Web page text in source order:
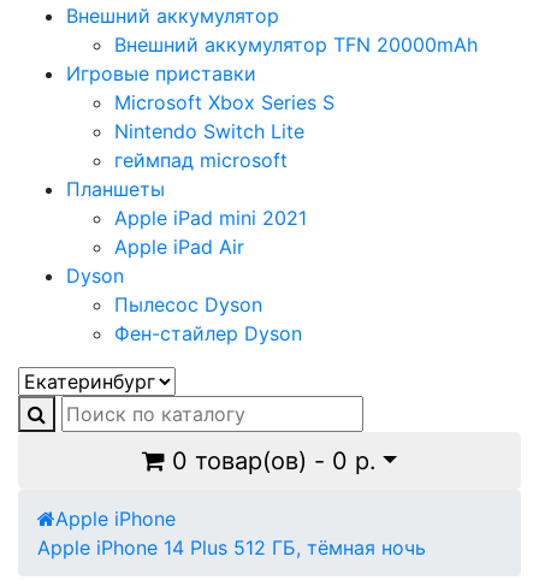
Внешний аккумулятор
Внешний аккумулятор TFN 20000mAh
Игровые приставки
Microsoft Xbox Series S
Nintendo Switch Lite
геймпад microsoft
Планшеты
Apple iPad mini 2021
Apple iPad Air
Dyson
Пылесос Dyson
Фен-стайлер Dyson
0 товар(ов) - 0 р.
Apple iPhone
Apple iPhone 14 Plus 512 ГБ, тёмная ночь